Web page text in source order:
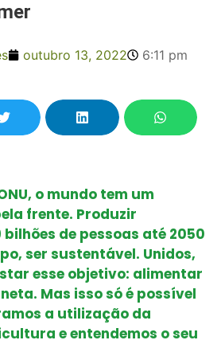
outubro 13, 2022
6:11 pm
o mundo tem um
frente. Produzir
de pessoas até 2050
ser sustentável. Unidos,
esse objetivo: alimentar
Mas isso só é possível
a utilização da
e entendemos o seu